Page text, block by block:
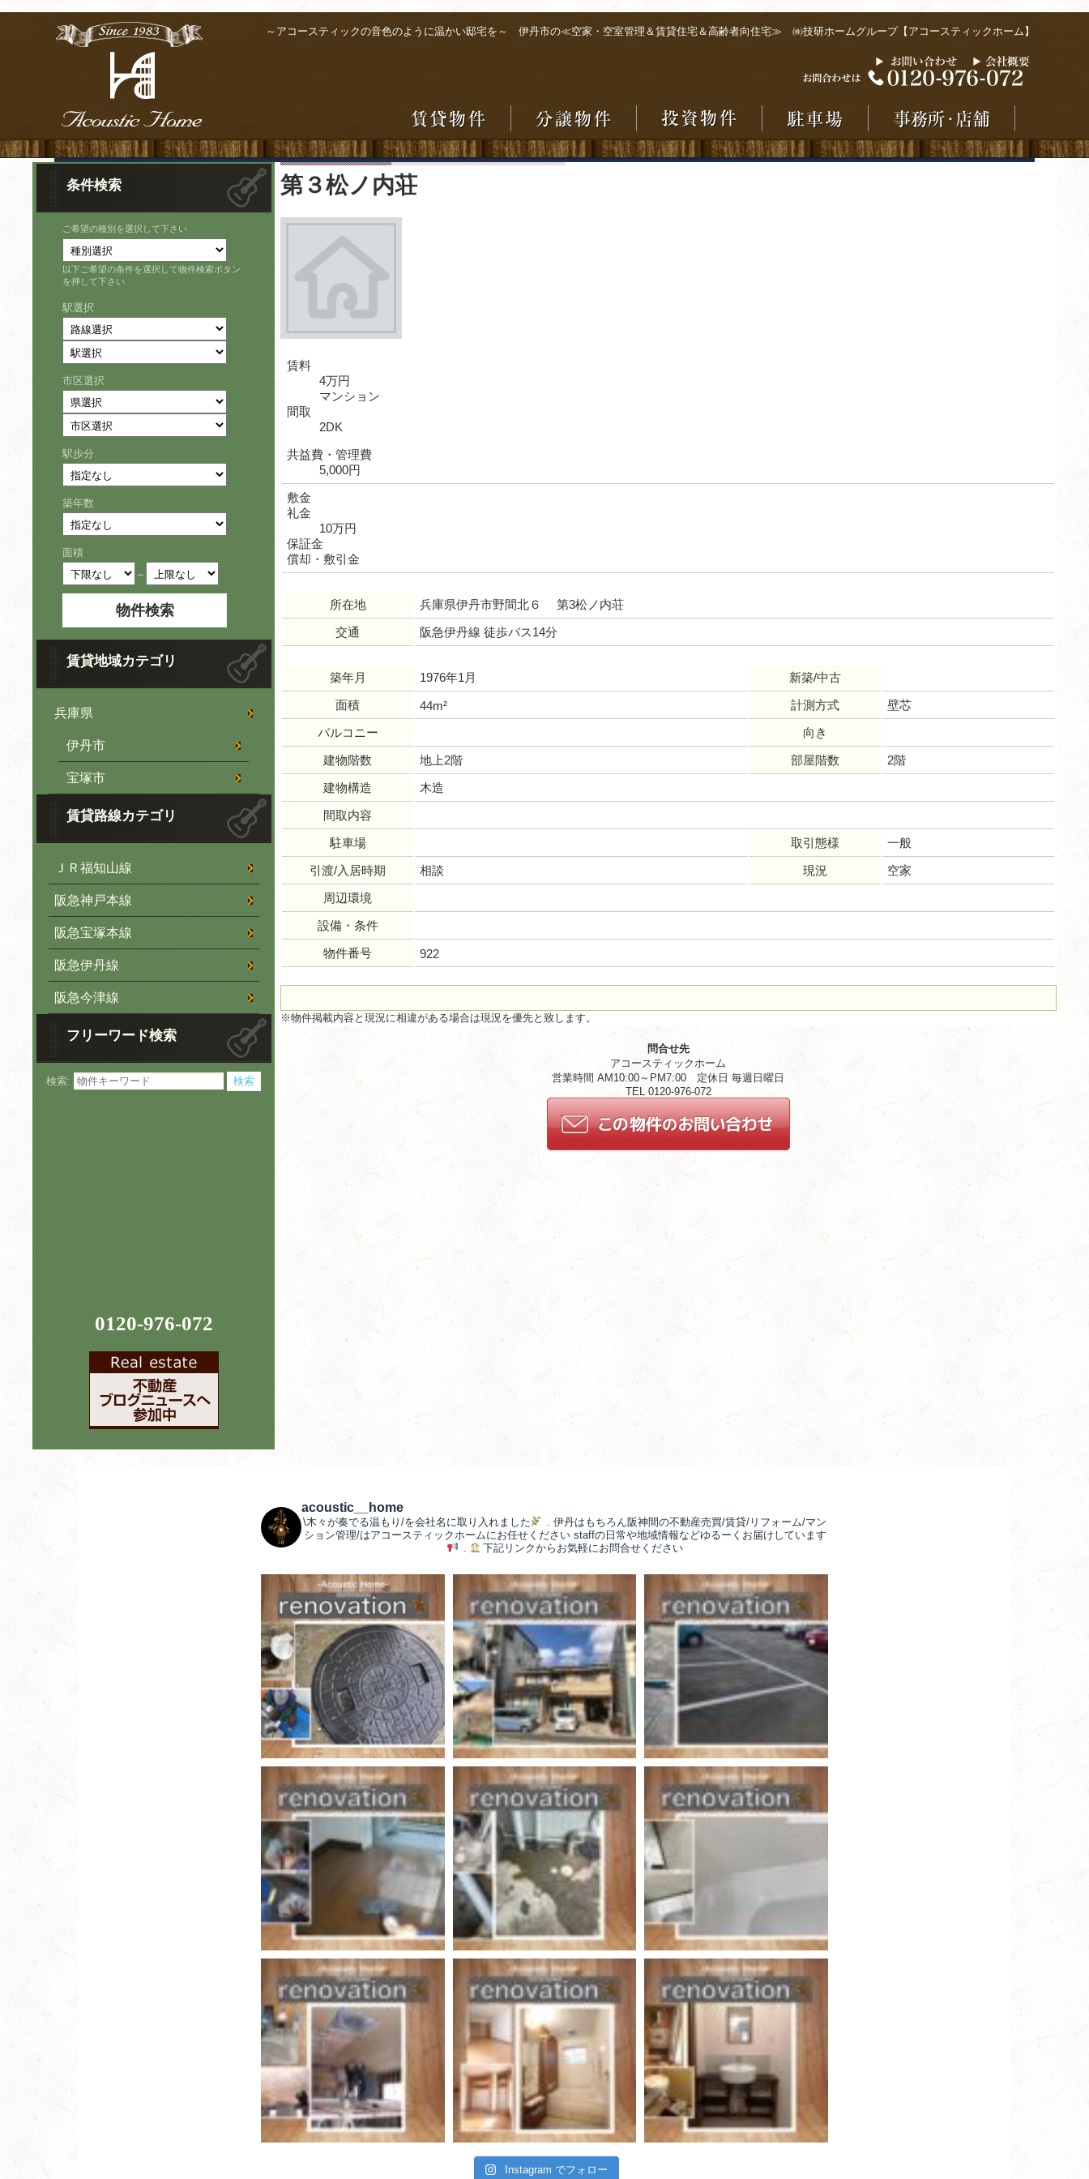
～アコースティックの音色のように温かい邸宅を～ 伊丹市の≪空家・空室管理＆賃貸住宅＆高齢者向住宅≫ ㈱技研ホームグループ【アコースティックホーム】
条件検索
ご希望の種別を選択して下さい
以下ご希望の条件を選択して物件検索ボタン
を押して下さい
駅選択
市区選択
駅歩分
築年数
面積
～
賃貸地域カテゴリ
兵庫県
伊丹市
宝塚市
賃貸路線カテゴリ
ＪＲ福知山線
阪急神戸本線
阪急宝塚本線
阪急伊丹線
阪急今津線
フリーワード検索
検索:
0120-976-072
第３松ノ内荘
賃料
4万円
マンション
間取
2DK
共益費・管理費
5,000円
敷金
礼金
10万円
保証金
償却・敷引金
所在地
兵庫県伊丹市野間北６ 第3松ノ内荘
交通
阪急伊丹線 徒歩バス14分
築年月 1976年1月
新築/中古
面積
44m² 計測方式
壁芯
バルコニー
向き
建物階数
地上2階 部屋階数
2階
建物構造
木造
間取内容
駐車場
取引態様
一般
引渡/入居時期
相談 現況
空家
周辺環境
設備・条件
物件番号
922
※物件掲載内容と現況に相違がある場合は現況を優先と致します。
問合せ先
アコースティックホーム
営業時間 AM10:00～PM7:00 定休日 毎週日曜日
TEL 0120-976-072
acoustic__home
\木々が奏でる温もり/を会社名に取り入れました . 伊丹はもちろん阪神間の不動産売買/賃貸/リフォーム/マン
ション管理/はアコースティックホームにお任せくださいstaffの日常や地域情報などゆるーくお届けしています
.
下記リンクからお気軽にお問合せください
Instagram でフォロー